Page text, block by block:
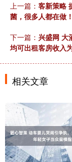
上一篇： 客新策略
菌，很多人都在做
下一篇： 兴盛网 大
均可出租客房收入
相关文章